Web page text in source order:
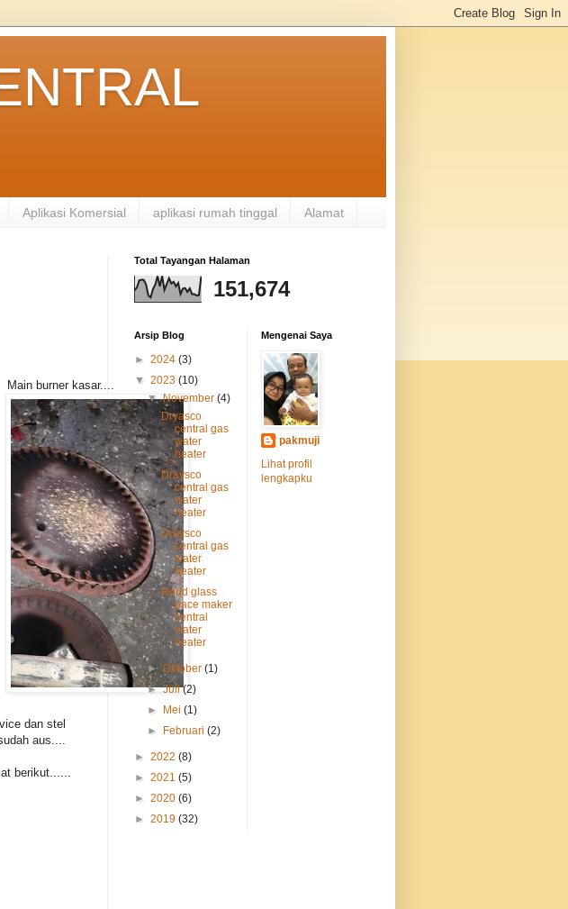
Aplikasi Komersial aplikasi rumah tinggal Alamat
Main burner kasar....
dan stel
aus....
berikut......
Total Tayangan Halaman
151,674
Arsip Blog
► 2024 (3)
▼ 2023 (10)
▼November(4)
Dryasco
central gas
water
heater
Draysco
central gas
water
heater
Draysco
central gas
water
heater
Ruud glass
pace maker
central
water
heater
►Oktober(1)
►Juli(2)
►
Mei(1)
►
Februari(2)
► 2022 (8)
► 2021 (5)
► 2020 (6)
► 2019 (32)
Mengenai Saya
pakmuji
Lihat profil
lengkapku